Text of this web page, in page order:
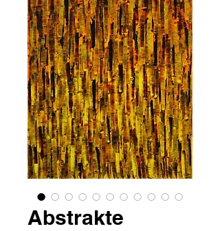
Abstrakte